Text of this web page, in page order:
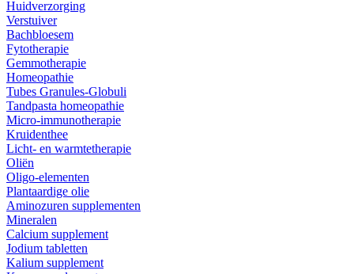
Huidverzorging
Verstuiver
Bachbloesem
Fytotherapie
Gemmotherapie
Homeopathie
Tubes Granules-Globuli
Tandpasta homeopathie
Micro-immunotherapie
Kruidenthee
Licht- en warmtetherapie
Oliën
Oligo-elementen
Plantaardige olie
Aminozuren supplementen
Mineralen
Calcium supplement
Jodium tabletten
Kalium supplement